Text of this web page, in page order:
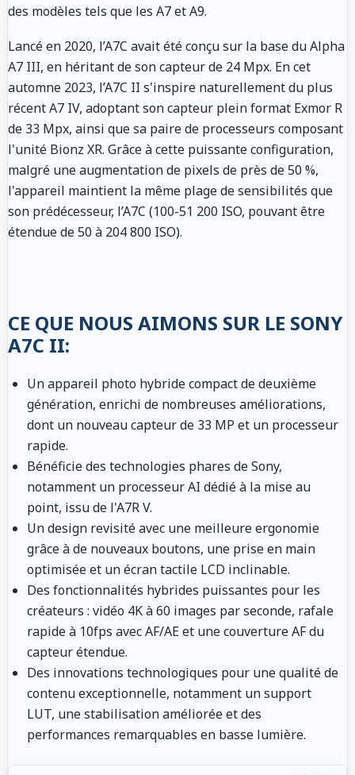
des modèles tels que les A7 et A9.
Lancé en 2020, l’A7C avait été conçu sur la base du Alpha
A7 III, en héritant de son capteur de 24 Mpx. En cet
automne 2023, l’A7C II s'inspire naturellement du plus
récent A7 IV, adoptant son capteur plein format Exmor R
de 33 Mpx, ainsi que sa paire de processeurs composant
l'unité Bionz XR. Grâce à cette puissante configuration,
malgré une augmentation de pixels de près de 50 %,
l'appareil maintient la même plage de sensibilités que
son prédécesseur, l’A7C (100-51 200 ISO, pouvant être
étendue de 50 à 204 800 ISO).
CE QUE NOUS AIMONS SUR LE SONY
A7C II:
Un appareil photo hybride compact de deuxième
génération, enrichi de nombreuses améliorations,
dont un nouveau capteur de 33 MP et un processeur
rapide.
Bénéficie des technologies phares de Sony,
notamment un processeur AI dédié à la mise au
point, issu de l'A7R V.
Un design revisité avec une meilleure ergonomie
grâce à de nouveaux boutons, une prise en main
optimisée et un écran tactile LCD inclinable.
Des fonctionnalités hybrides puissantes pour les
créateurs : vidéo 4K à 60 images par seconde, rafale
rapide à 10fps avec AF/AE et une couverture AF du
capteur étendue.
Des innovations technologiques pour une qualité de
contenu exceptionnelle, notamment un support
LUT, une stabilisation améliorée et des
performances remarquables en basse lumière.